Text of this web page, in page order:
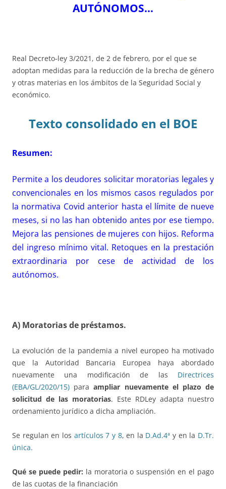
AUTÓNOMOS…
Real Decreto-ley 3/2021, de 2 de febrero, por el que se
adoptan medidas para la reducción de la brecha de género
y otras materias en los ámbitos de la Seguridad Social y
económico.
Texto consolidado en el BOE
Resumen:
Permite a los deudores solicitar moratorias legales y
convencionales en los mismos casos regulados por
la normativa Covid anterior hasta el límite de nueve
meses, si no las han obtenido antes por ese tiempo.
Mejora las pensiones de mujeres con hijos. Reforma
del ingreso mínimo vital. Retoques en la prestación
extraordinaria por cese de actividad de los
autónomos.
A) Moratorias de préstamos.
La evolución de la pandemia a nivel europeo ha motivado
que la Autoridad Bancaria Europea haya abordado
nuevamente una modificación de las Directrices
(EBA/GL/2020/15) paraampliar nuevamente el plazo de
solicitud de las moratorias. Este RDLey adapta nuestro
ordenamiento jurídico a dicha ampliación.
Se regulan en los artículos 7 y 8, en la D.Ad.4ª y en la D.Tr.
única.
Qué se puede pedir: la moratoria o suspensión en el pago
de las cuotas de la financiación